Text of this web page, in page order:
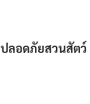
ลอดภัยสวนสัตว์